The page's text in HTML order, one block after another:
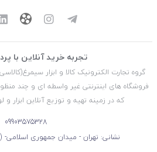
تجربه خرید آنلاین با
گروه تجارت الکترونیک کالا و ابزار
فروشگاه های اینترنتی غیر واسطه ای و چند
که در زمینه تهیه و توزیع آنلاین ابزار
09903575328
نشانی: تهران - میدان جمهوری